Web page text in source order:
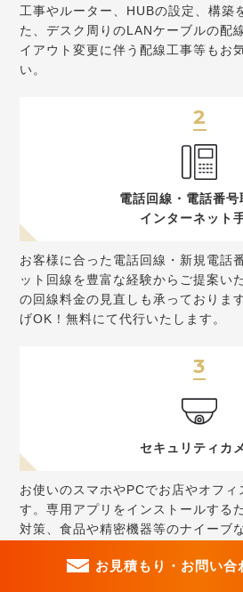
お見積もり・ お問い合
工事やルーター、HUBの設定、構築
た、デスク周りのLANケーブルの配
イアウト変更に伴う配線工事等もお
い。
2
電話回線・電話番号
インターネット
お客様に合った電話回線・新規電話
ット回線を豊富な経験からご提案い
の回線料金の見直しも承っておりま
げOK！無料にて代行いたします。
3
セキュリティカ
お使いのスマホやPCでお店やオフィ
す。専用アプリをインストールする
対策、食品や精密機器等のナイーブ